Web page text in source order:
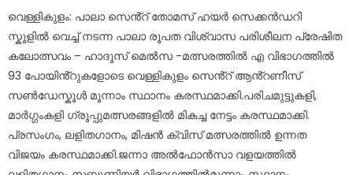
വെള്ളികുളം: പാലാ സെൻ്റ് തോമസ് ഹയർ സെക്കൻഡറി
സ്കൂളിൽ വെച്ച് നടന്ന പാലാ രൂപത വിശ്വാസ പരിശീലന പ്രേഷിത
കലോത്സവം – ഹാദൂസ് മെൽസ -മത്സരത്തിൽ എ വിഭാഗത്തിൽ
93 പോയിൻ്റുകളോടെ വെള്ളികുളം സെൻ്റ് ആൻ്റണീസ്
സൺഡേസ്കൂൾ മൂന്നാം സ്ഥാനം കരസ്ഥമാക്കി.പരിചമുട്ടുകളി,
മാർഗ്ഗംകളി ഗ്രൂപ്പുമത്സരങ്ങളിൽ മികച്ച നേട്ടം കരസ്ഥമാക്കി.
പ്രസംഗം, ലളിതഗാനം, മിഷൻ ക്വിസ് മത്സരത്തിൽ ഉന്നത
വിജയം കരസ്ഥമാക്കി.ജന്നാ അൽഫോൻസാ വളയത്തിൽ